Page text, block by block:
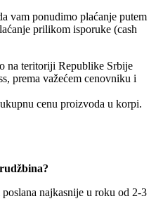
vam ponudimo plaćanje putem
prilikom isporuke (cash
na teritoriji Republike Srbije
prema važećem cenovniku i
cenu proizvoda u korpi.
najkasnije u roku od 2-3